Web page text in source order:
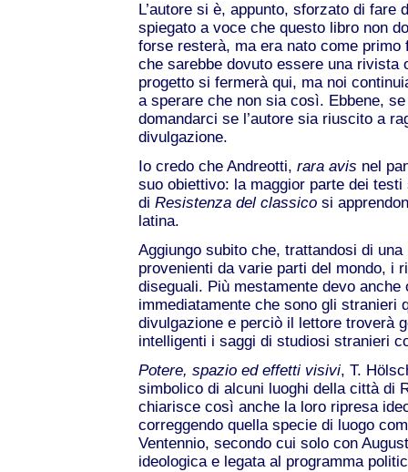
L’autore si è, appunto, sforzato di fare
spiegato a voce che questo libro non
forse resterà, ma era nato come
che sarebbe dovuto essere una rivista
progetto si fermerà qui, ma noi
a sperare che non sia così. Ebbene,
domandarci se l’autore sia riuscito a
divulgazione.
Io credo che Andreotti, rara avis nel
suo obiettivo: la maggior parte dei
di Resistenza del classico si
latina.
Aggiungo subito che, trattandosi di
provenienti da varie parti del mondo, i
diseguali. Più mestamente devo
immediatamente che sono gli stranieri
divulgazione e perciò il lettore troverà
intelligenti i saggi di studiosi stranieri
Potere, spazio ed effetti visivi, T.
simbolico di alcuni luoghi della città di
chiarisce così anche la loro ripresa
correggendo quella specie di luogo
Ventennio, secondo cui solo con
ideologica e legata al programma